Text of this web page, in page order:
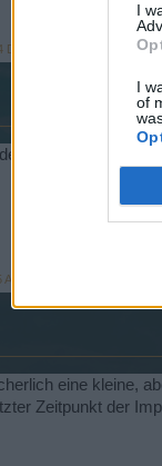
I
I
of
Dezember 2015
deine Idee
April 2016
eine kleine,
Zeitpunkt der